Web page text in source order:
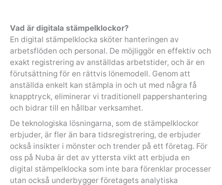
Vad är digitala stämpelklockor?
En digital stämpelklocka sköter hanteringen av
arbetsflöden och personal. De möjliggör en effektiv och
exakt registrering av anställdas arbetstider, och är en
förutsättning för en rättvis lönemodell. Genom att
anställda enkelt kan stämpla in och ut med några få
knapptryck, eliminerar vi traditionell pappershantering
och bidrar till en hållbar verksamhet.
De teknologiska lösningarna, som de stämpelklockor
erbjuder, är fler än bara tidsregistrering, de erbjuder
också insikter i mönster och trender på ett företag. För
oss på Nuba är det av yttersta vikt att erbjuda en
digital stämpelklocka som inte bara förenklar processer
utan också underbygger företagets analytiska